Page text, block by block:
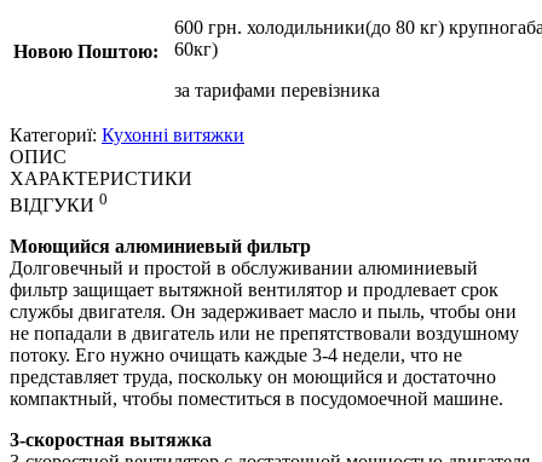
Новою Поштою:
600 грн. холодильники(до 80 кг)
60кг)
за тарифами перевізника
Категориї: Кухонні витяжки
ОПИС
ХАРАКТЕРИСТИКИ
ВІДГУКИ 0
Моющийся алюминиевый фильтр
Долговечный и простой в обслуживании алюминиевый
фильтр защищает вытяжной вентилятор и продлевает срок
службы двигателя. Он задерживает масло и пыль, чтобы они
не попадали в двигатель или не препятствовали воздушному
потоку. Его нужно очищать каждые 3-4 недели, что не
представляет труда, поскольку он моющийся и достаточно
компактный, чтобы поместиться в посудомоечной машине.
3-скоростная вытяжка